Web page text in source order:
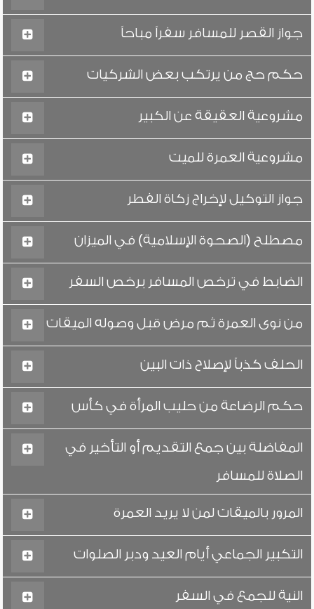
جواز القصر للمسافر سفراً مباحاً
حكم حج من يرتكب بعض الشركيات
مشروعية العقيقة عن الكبير
مشروعية العمرة للميت
جواز التوكيل لإخراج زكاة الفطر
مصطلح (الصحوة الإسلامية) في الميزان
الضابط في ترخص المسافر برخص السفر
من نوى العمرة ثم مرض قبل وصوله الميقات
الحلف كذباً لإصلاح ذات البين
حكم الرضاعة من حليب المرأة في كأس
المفاضلة بين جمع التقديم أو التأخير في
الصلاة للمسافر
المرور بالميقات لمن لا يريد العمرة
التكبير الجماعي أيام العيد ودبر الصلوات
النية للجمع في السفر